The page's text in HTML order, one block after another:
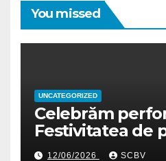
You missed
UNCATEGORIZED
Celebrăm
Festivitatea de
școlar 2025-2026
12/06/2026 SCBV